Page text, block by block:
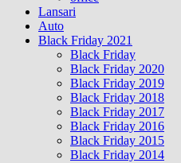
Lansari
Auto
Black Friday 2021
Black Friday
Black Friday 2020
Black Friday 2019
Black Friday 2018
Black Friday 2017
Black Friday 2016
Black Friday 2015
Black Friday 2014